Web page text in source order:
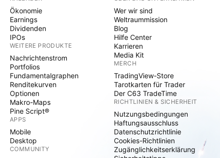
Ökonomie
Earnings
Dividenden
IPOs
WEITERE PRODUKTE
Nachrichtenstrom
Portfolios
Fundamentalgraphen
Renditekurven
Optionen
Makro-Maps
Pine Script®
APPS
Mobile
Desktop
COMMUNITY
Wer wir sind
Weltraummission
Blog
Hilfe Center
Karrieren
Media Kit
MERCH
TradingView-Store
Tarotkarten für Trader
Der C63 TradeTime
RICHTLINIEN & SICHERHEIT
Nutzungsbedingungen
Haftungsausschluss
Datenschutzrichtlinie
Cookies-Richtlinien
Zugänglichkeitserklärung